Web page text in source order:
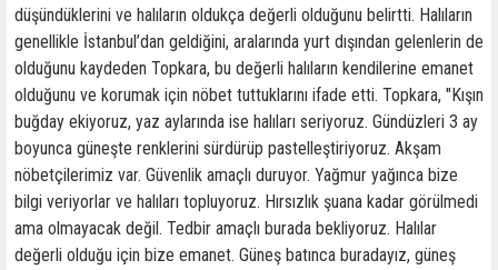
düşündüklerini ve halıların oldukça değerli olduğunu belirtti. Halıların
genellikle İstanbul’dan geldiğini, aralarında yurt dışından gelenlerin de
olduğunu kaydeden Topkara, bu değerli halıların kendilerine emanet
olduğunu ve korumak için nöbet tuttuklarını ifade etti. Topkara, "Kışın
buğday ekiyoruz, yaz aylarında ise halıları seriyoruz. Gündüzleri 3 ay
boyunca güneşte renklerini sürdürüp pastelleştiriyoruz. Akşam
nöbetçilerimiz var. Güvenlik amaçlı duruyor. Yağmur yağınca bize
bilgi veriyorlar ve halıları topluyoruz. Hırsızlık şuana kadar görülmedi
ama olmayacak değil. Tedbir amaçlı burada bekliyoruz. Halılar
değerli olduğu için bize emanet. Güneş batınca buradayız, güneş